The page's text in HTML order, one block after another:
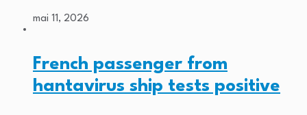
mai 11, 2026
French passenger from
hantavirus ship tests positive